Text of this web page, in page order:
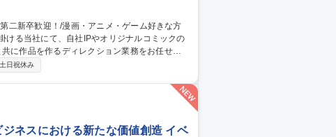
に作品を作るディレクション業務をお任せし
自社IP作品の企画提案／進行、コミック以外
土日祝休み
ネスにおける新たな価値創造 イベ